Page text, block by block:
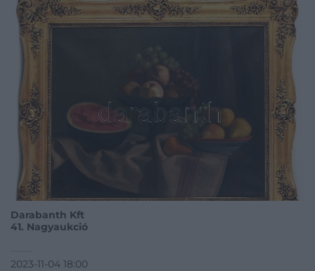
Darabanth Kft
41. Nagyaukció
2023-11-04 18:00